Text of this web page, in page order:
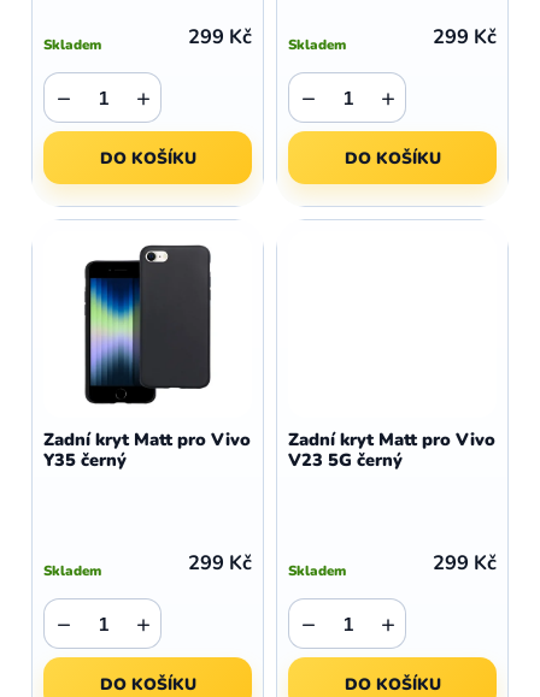
ů
ůSkladem 299 Kč
+
−
DO KOŠÍKU
Skladem 299 Kč
+
−
DO KOŠÍKU
Zadní kryt Matt pro Vivo
Y35 černý
Skladem 299 Kč
+
−
DO KOŠÍKU
Zadní kryt Matt pro Vivo
V23 5G černý
Skladem 299 Kč
+
−
DO KOŠÍKU